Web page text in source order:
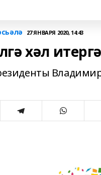
27 ЯНВАРЯ 2020, 14:43
хәл итергә